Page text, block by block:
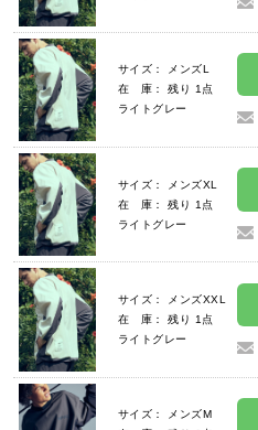
サイズ： メンズL
在 庫： 残り 1点
ライトグレー
サイズ： メンズXL
在 庫： 残り 1点
ライトグレー
サイズ： メンズXXL
在 庫： 残り 1点
ライトグレー
サイズ： メンズM